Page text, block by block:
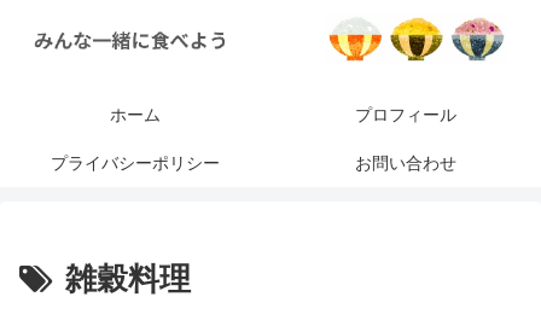
ホーム プロフィール
プライバシーポリシー お問い合わせ
雑穀料理